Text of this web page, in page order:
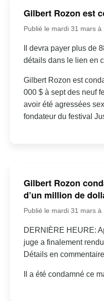
Gilbert Rozon est
Publié le mardi 31 mars à
Il devra payer plus de
détails dans le lien en
Gilbert Rozon est
000 $ à sept des neuf
avoir été agressées
fondateur du festival
Gilbert Rozon
d’un million de
Publié le mardi 31 mars à
DERNIÈRE HEURE:
juge a finalement
Détails en
Il a été condamné ce